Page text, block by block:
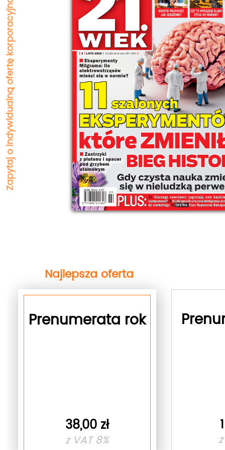
Zapytaj o indywidualną ofertę korporacyjną
Najlepsza oferta
Prenumerata rok
38,00 zł
z VAT 8%